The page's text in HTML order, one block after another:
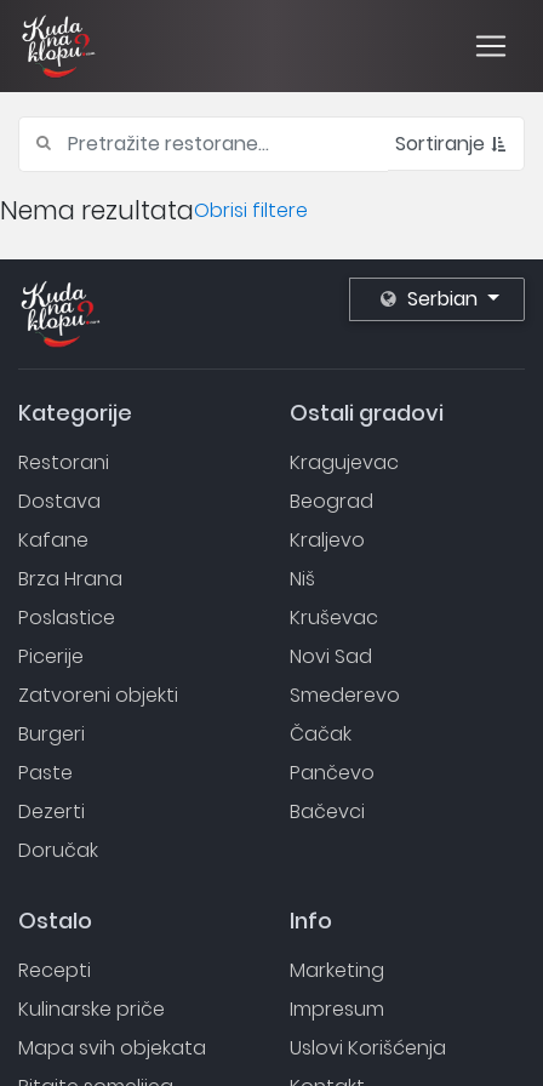
Sortiranje
Nema rezultataObrisi filtere
Serbian
Kategorije
Restorani
Dostava
Kafane
Brza Hrana
Poslastice
Picerije
Zatvoreni objekti
Burgeri
Paste
Dezerti
Doručak
Ostali gradovi
Kragujevac
Beograd
Kraljevo
Niš
Kruševac
Novi Sad
Smederevo
Čačak
Pančevo
Bačevci
Ostalo
Recepti
Kulinarske priče
Mapa svih objekata
Info
Marketing
Impresum
Uslovi Korišćenja